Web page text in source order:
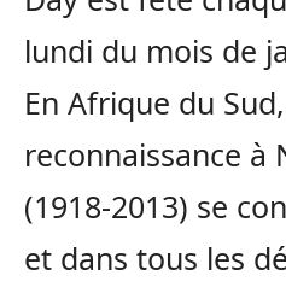
lundi du mois de
En Afrique du
reconnaissance à
(1918-2013) se
et dans tous les